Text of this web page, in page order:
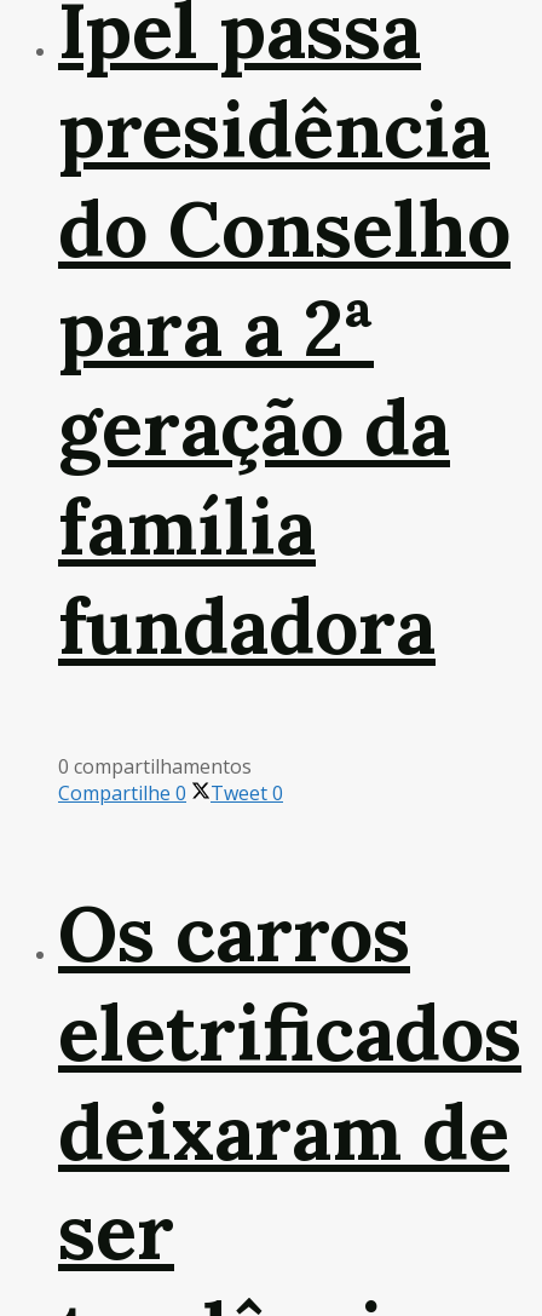
Ipel passa
presidência
do Conselho
para a 2ª
geração da
família
fundadora
0 compartilhamentos
Compartilhe 0 Tweet0
Os carros
eletrificados
deixaram de
ser